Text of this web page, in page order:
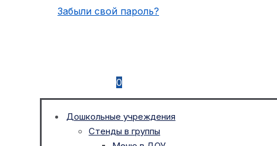
Забыли свой пароль?
0
Дошкольные учреждения
Стенды в группы